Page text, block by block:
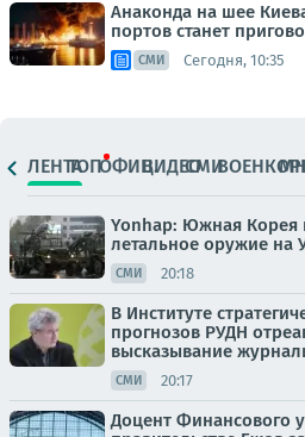
Анаконда на шее
портов станет
СМИ Сегодня, 10:35
ЛЕНТАТОПОФИЦ.ВИДЕОСМИ
Yonhap: Южная Корея
летальное оружие на
СМИ 20:18
В Институте
прогнозов РУДН
высказывание
СМИ 20:17
Доцент Финансового